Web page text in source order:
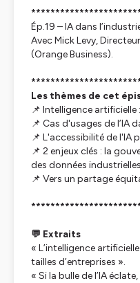
Ép.19 – IA dans
Avec Mick Levy,
(Orange Business).
Les thèmes de cet
📌 Intelligence artificielle
📌 Cas d'usages de l’IA
📌 L'accessibilité de l'IA
📌 2 enjeux clés : la
des données industrielles
📌 Vers un partage
💬 Extraits
« L’intelligence
tailles d’entreprises ».
« Si la bulle de l’IA